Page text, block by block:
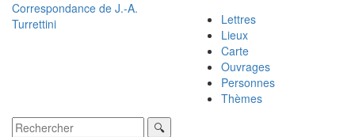
Correspondance de J.-A.
Turrettini
Lettres
Lieux
Carte
Ouvrages
Personnes
Thèmes